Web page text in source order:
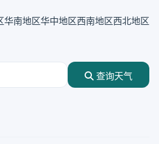
华南地区华中地区西南地区西北地区
查询天气